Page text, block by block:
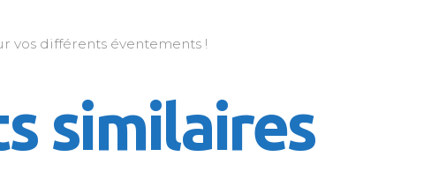
vos différents éventements !
similaires